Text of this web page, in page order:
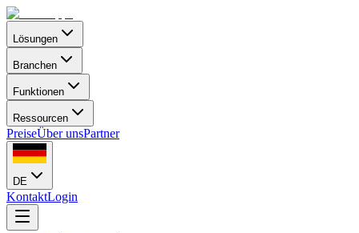
Lösungen
Branchen
Funktionen
Ressourcen
PreiseÜber unsPartner
DE
KontaktLogin